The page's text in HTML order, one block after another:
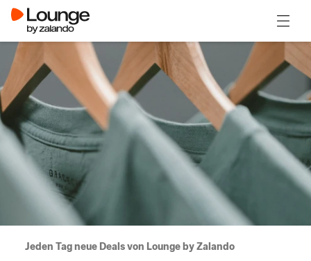
Jeden Tag neue Deals von Lounge by Zalando